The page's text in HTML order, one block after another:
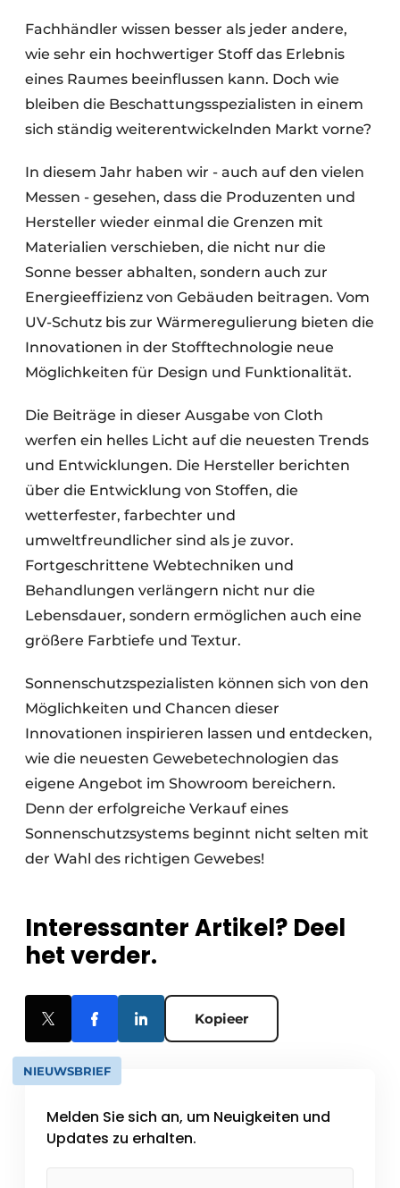
Fachhändler wissen besser als jeder andere,
wie sehr ein hochwertiger Stoff das Erlebnis
eines Raumes beeinflussen kann. Doch wie
bleiben die Beschattungsspezialisten in einem
sich ständig weiterentwickelnden Markt vorne?
In diesem Jahr haben wir - auch auf den vielen
Messen - gesehen, dass die Produzenten und
Hersteller wieder einmal die Grenzen mit
Materialien verschieben, die nicht nur die
Sonne besser abhalten, sondern auch zur
Energieeffizienz von Gebäuden beitragen. Vom
UV-Schutz bis zur Wärmeregulierung bieten die
Innovationen in der Stofftechnologie neue
Möglichkeiten für Design und Funktionalität.
Die Beiträge in dieser Ausgabe von Cloth
werfen ein helles Licht auf die neuesten Trends
und Entwicklungen. Die Hersteller berichten
über die Entwicklung von Stoffen, die
wetterfester, farbechter und
umweltfreundlicher sind als je zuvor.
Fortgeschrittene Webtechniken und
Behandlungen verlängern nicht nur die
Lebensdauer, sondern ermöglichen auch eine
größere Farbtiefe und Textur.
Sonnenschutzspezialisten können sich von den
Möglichkeiten und Chancen dieser
Innovationen inspirieren lassen und entdecken,
wie die neuesten Gewebetechnologien das
eigene Angebot im Showroom bereichern.
Denn der erfolgreiche Verkauf eines
Sonnenschutzsystems beginnt nicht selten mit
der Wahl des richtigen Gewebes!
Interessanter Artikel? Deel
het verder.
Kopieer
NIEUWSBRIEF
Melden Sie sich an, um Neuigkeiten und
Updates zu erhalten.